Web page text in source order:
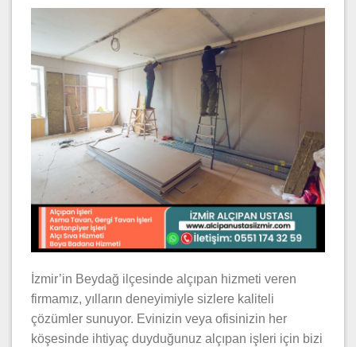
İzmir’in Beydağ ilçesinde alçıpan hizmeti veren
firmamız, yılların deneyimiyle sizlere kaliteli
çözümler sunuyor. Evinizin veya ofisinizin her
köşesinde ihtiyaç duyduğunuz alçıpan işleri için bizi